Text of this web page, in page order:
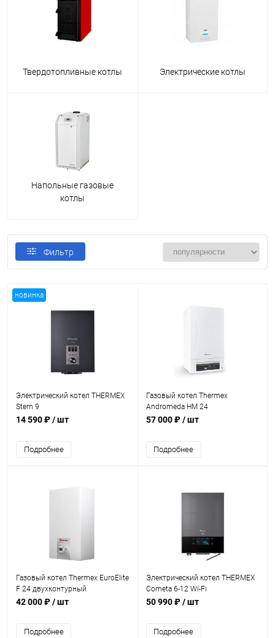
Твердотопливные котлы Электрические котлы
Напольные газовые
котлы
Фильтр
новинка
Электрический котел THERMEX
Stern 9
14 590 ₽/ шт
Подробнее
Газовый котел Thermex
Andromeda HM 24
двухконтурный
57 000 ₽/ шт
Подробнее
Газовый котел Thermex EuroElite
F 24 двухконтурный
42 000 ₽/ шт
Подробнее
Электрический котел THERMEX
Cometa 6-12 Wi-Fi
50 990 ₽/ шт
Подробнее